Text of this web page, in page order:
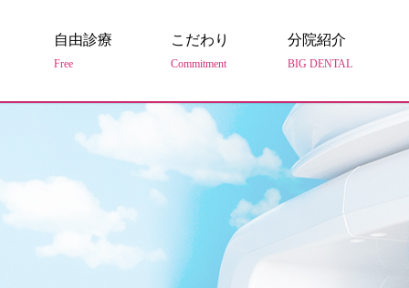
自由診療
Free
こだわり
Commitment
分院紹介
BIG DENTAL